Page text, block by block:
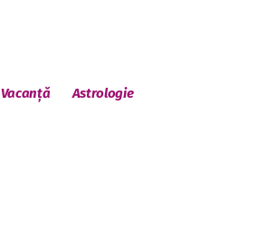
Vacanță Astrologie